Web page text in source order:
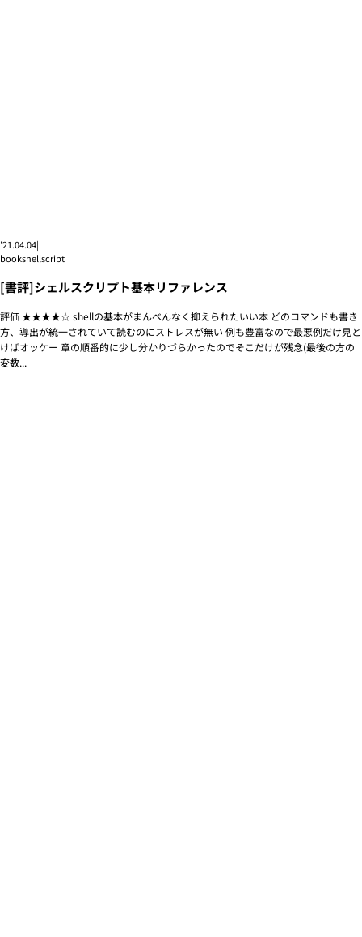
’21.04.04|
bookshellscript
[書評]シェルスクリプト基本リファレンス
評価 ★★★★☆ shellの基本がまんべんなく抑えられたいい本 どのコマンドも書き
方、導出が統一されていて読むのにストレスが無い 例も豊富なので最悪例だけ見と
けばオッケー 章の順番的に少し分かりづらかったのでそこだけが残念(最後の方の
変数...